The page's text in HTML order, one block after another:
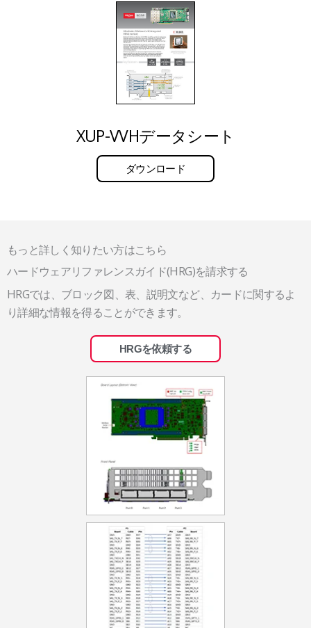
XUP-VVHデータシート
ダウンロード
もっと詳しく知りたい方はこちら
ハードウェアリファレンスガイド(HRG)を請求する
HRGでは、ブロック図、表、説明文など、カードに関するよ
り詳細な情報を得ることができます。
HRGを依頼する